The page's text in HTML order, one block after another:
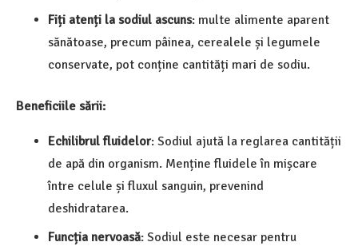
Fiți atenți la sodiul ascuns: multe alimente aparent
sănătoase, precum pâinea, cerealele și legumele
conservate, pot conține cantități mari de sodiu.
Beneficiile sării:
Echilibrul fluidelor: Sodiul ajută la reglarea cantității
de apă din organism. Menține fluidele în mișcare
între celule și fluxul sanguin, prevenind
deshidratarea.
Funcția nervoasă: Sodiul este necesar pentru